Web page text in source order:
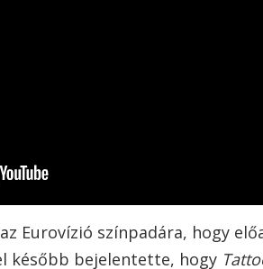
Eurovízió színpadára, hogy
később bejelentette, hogy